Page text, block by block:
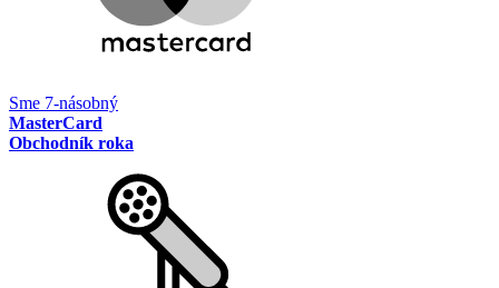
Sme 7-násobný
MasterCard
Obchodník roka